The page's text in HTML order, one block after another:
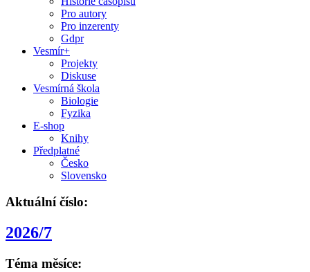
Pro autory
Pro inzerenty
Gdpr
Vesmír+
Projekty
Diskuse
Vesmírná škola
Biologie
Fyzika
E-shop
Knihy
Předplatné
Česko
Slovensko
Aktuální číslo:
2026/7
Téma měsíce: